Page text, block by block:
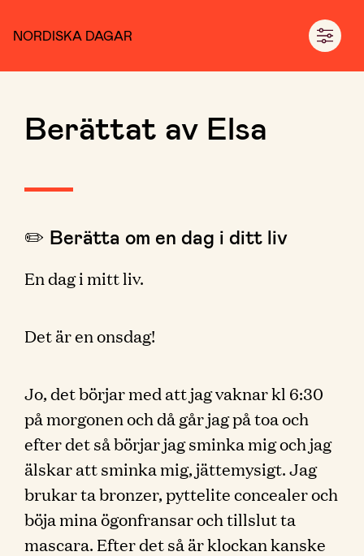
NORDISKA DAGAR
Berättat av Elsa
✏️ Berätta om en dag i ditt liv
En dag i mitt liv.
Det är en onsdag!
Jo, det börjar med att jag vaknar kl 6:30
på morgonen och då går jag på toa och
efter det så börjar jag sminka mig och jag
älskar att sminka mig, jättemysigt. Jag
brukar ta bronzer, pyttelite concealer och
böja mina ögonfransar och tillslut ta
mascara. Efter det så är klockan kanske